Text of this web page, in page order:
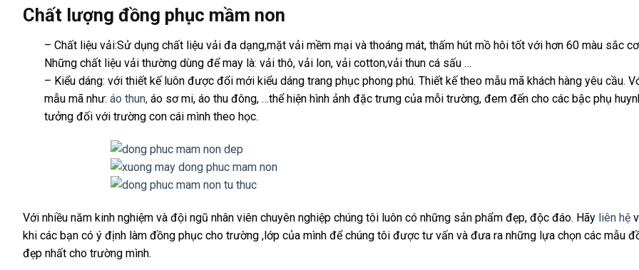
Chất lượng đồng phục mầm non
– Chất liệu vải:Sử dụng chất liệu vải đa dạng,mặt vải mềm mại và thoáng mát, thấm hút mồ hôi tốt với hơn 60 màu sắc
Những chất liệu vải thường dùng để may là: vải thô, vải lon, vải cotton,vải thun cá sấu …
– Kiểu dáng: với thiết kế luôn được đổi mới kiểu dáng trang phục phong phú. Thiết kế theo mẫu mã khách hàng yêu cầu.
mẫu mã như: áo thun, áo sơ mi, áo thu đông, …thể hiện hình ảnh đặc trưng của mỗi trường, đem đến cho các bậc phụ
tưởng đối với trường con cái mình theo học.
Với nhiều năm kinh nghiệm và đội ngũ nhân viên chuyên nghiệp chúng tôi luôn có những sản phẩm đẹp, độc đáo. Hãy liên hệ
khi các bạn có ý định làm đồng phục cho trường ,lớp của mình để chúng tôi được tư vấn và đưa ra những lựa chọn các mẫu
đẹp nhất cho trường mình.